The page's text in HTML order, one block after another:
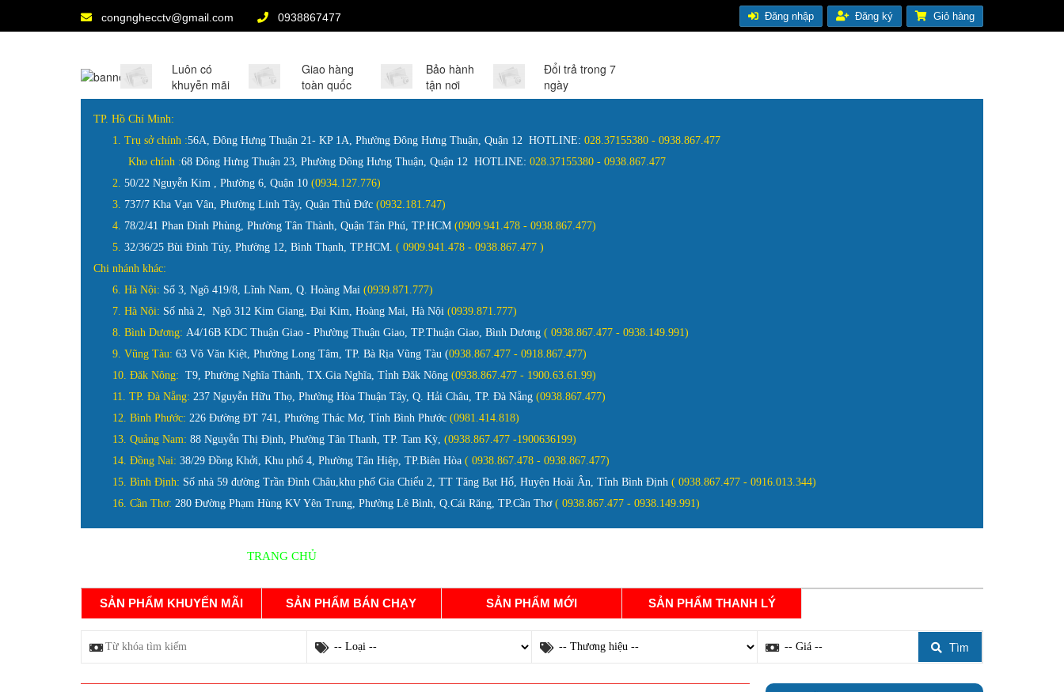
congnghecctv@gmail.com 0938867477 Giỏ hàng
Đăng ký
Đăng nhập
Luôn có
khuyễn mãi
Giao hàng
toàn quốc
Bảo hành
tận nơi
Đổi trả trong 7
ngày
TP. Hồ Chí Minh:
1. Trụ sở chính :56A, Đông Hưng Thuận 21- KP 1A, Phường Đông Hưng Thuận, Quận 12 HOTLINE: 028.37155380 - 0938.867.477
Kho chính :68 Đông Hưng Thuận 23, Phường Đông Hưng Thuận, Quận 12 HOTLINE: 028.37155380 - 0938.867.477
2. 50/22 Nguyễn Kim , Phường 6, Quận 10 (0934.127.776)
3. 737/7 Kha Vạn Vân, Phường Linh Tây, Quận Thủ Đức (0932.181.747)
4. 78/2/41 Phan Đình Phùng, Phường Tân Thành, Quận Tân Phú, TP.HCM (0909.941.478 - 0938.867.477)
5. 32/36/25 Bùi Đình Túy, Phường 12, Bình Thạnh, TP.HCM. ( 0909.941.478 - 0938.867.477 )
Chi nhánh khác:
6. Hà Nội: Số 3, Ngõ 419/8, Lĩnh Nam, Q. Hoàng Mai (0939.871.777)
7. Hà Nội: Số nhà 2, Ngõ 312 Kim Giang, Đại Kim, Hoàng Mai, Hà Nội (0939.871.777)
8. Bình Dương: A4/16B KDC Thuận Giao - Phường Thuận Giao, TP.Thuận Giao, Bình Dương ( 0938.867.477 - 0938.149.991)
9. Vũng Tàu: 63 Võ Văn Kiệt, Phường Long Tâm, TP. Bà Rịa Vũng Tàu (0938.867.477 - 0918.867.477)
10. Đăk Nông: T9, Phường Nghĩa Thành, TX.Gia Nghĩa, Tỉnh Đăk Nông (0938.867.477 - 1900.63.61.99)
11. TP. Đà Nẵng: 237 Nguyễn Hữu Thọ, Phường Hòa Thuận Tây, Q. Hải Châu, TP. Đà Nẵng (0938.867.477)
12. Bình Phước: 226 Đường ĐT 741, Phường Thác Mơ, Tỉnh Bình Phước (0981.414.818)
13. Quảng Nam: 88 Nguyễn Thị Định, Phường Tân Thanh, TP. Tam Kỳ, (0938.867.477 -1900636199)
14. Đồng Nai: 38/29 Đồng Khởi, Khu phố 4, Phường Tân Hiệp, TP.Biên Hòa ( 0938.867.478 - 0938.867.477)
15. Bình Định: Số nhà 59 đường Trần Đình Châu,khu phố Gia Chiểu 2, TT Tăng Bạt Hổ, Huyện Hoài Ân, Tỉnh Bình Định ( 0938.867.477 - 0916.013.344)
16. Cần Thơ: 280 Đường Phạm Hùng KV Yên Trung, Phường Lê Bình, Q.Cái Răng, TP.Cần Thơ ( 0938.867.477 - 0938.149.991)
TRANG CHỦ
SẢN PHẨM KHUYẾN MÃI SẢN PHẨM BÁN CHẠY SẢN PHẨM MỚI SẢN PHẨM THANH LÝ
Tìm